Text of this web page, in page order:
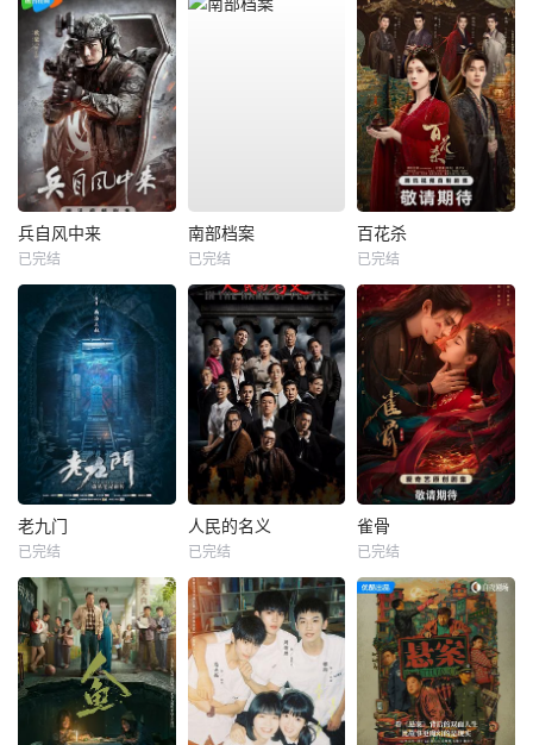
兵自风中来
已完结
南部档案
已完结
百花杀
已完结
老九门
已完结
人民的名义
已完结
雀骨
已完结